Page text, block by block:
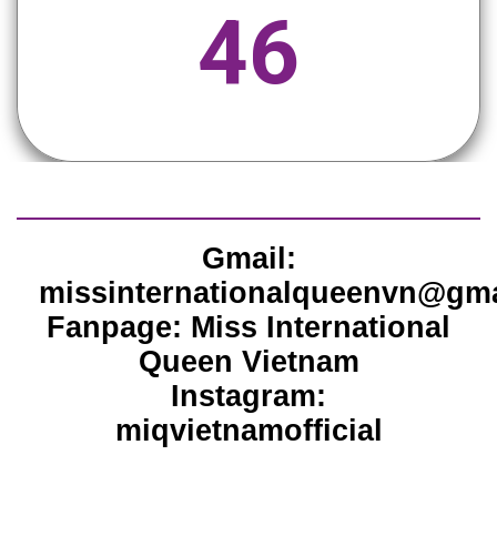
46
Gmail:
Fanpage: Miss International
Queen Vietnam
Instagram:
miqvietnamofficial